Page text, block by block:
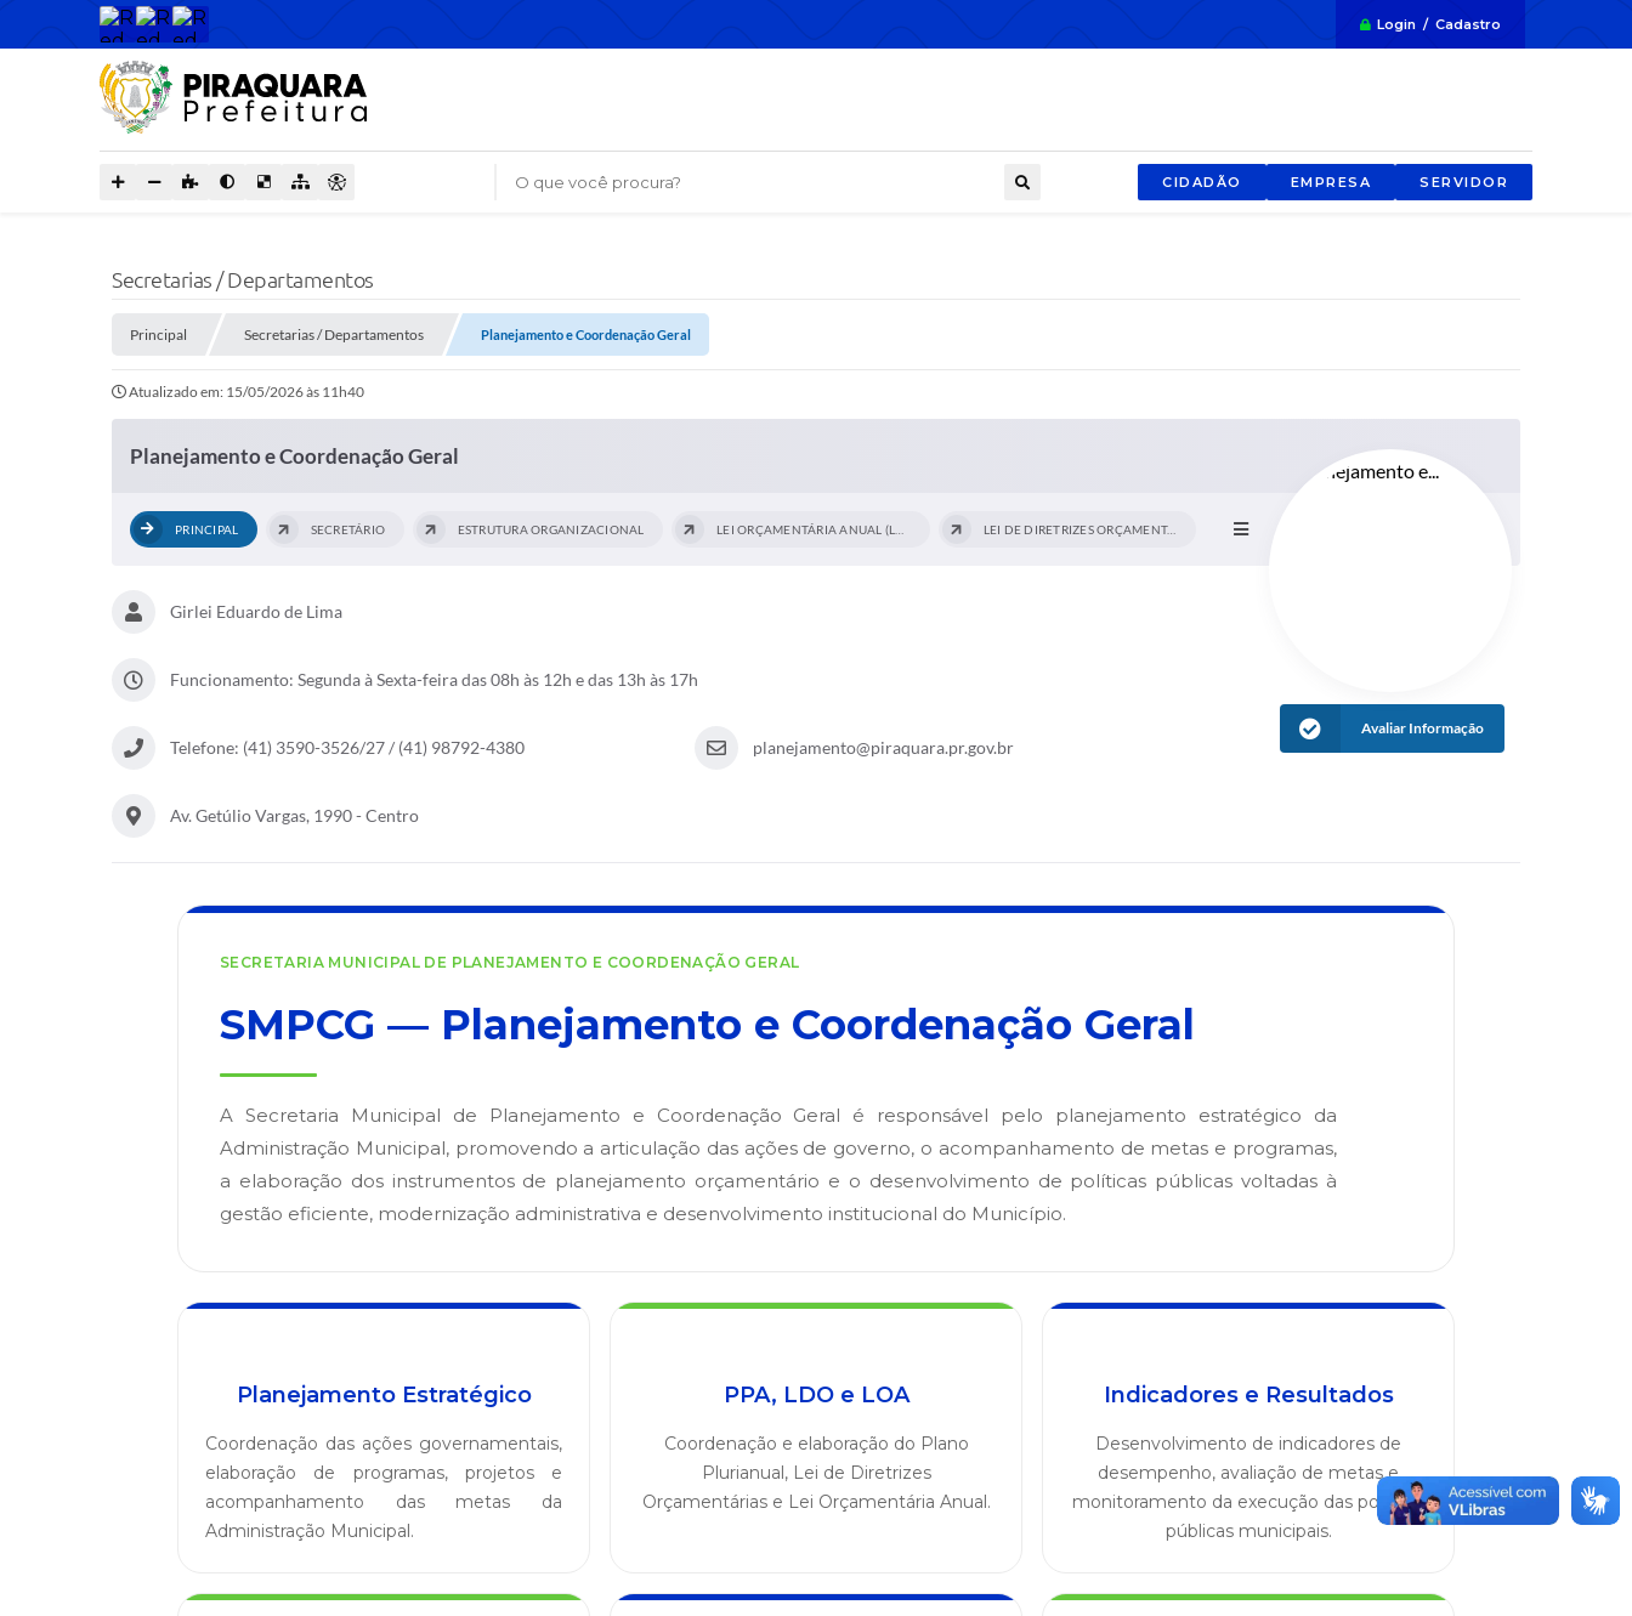
Login / Cadastro
O que você procura? CIDADÃO EMPRESA SERVIDOR
Secretarias / Departamentos
Principal Secretarias / Departamentos Planejamento e Coordenação Geral
Atualizado em: 15/05/2026 às 11h40
Planejamento e Coordenação Geral
PRINCIPAL SECRETÁRIO ESTRUTURA ORGANIZACIONAL LEI DE DIRETRIZES ORÇAMENTÁRIAS (LDO)
Girlei Eduardo de Lima
Funcionamento: Segunda à Sexta-feira das 08h às 12h e das 13h às 17h
Telefone: (41) 3590-3526/27 / (41) 98792-4380 planejamento@piraquara.pr.gov.br
Av. Getúlio Vargas, 1990 - Centro
Avaliar Informação
SECRETARIA MUNICIPAL DE PLANEJAMENTO E COORDENAÇÃO GERAL
SMPCG — Planejamento e Coordenação Geral
A Secretaria Municipal de Planejamento e Coordenação Geral é responsável pelo planejamento estratégico da
Administração Municipal, promovendo a articulação das ações de governo, o acompanhamento de metas e programas,
a elaboração dos instrumentos de planejamento orçamentário e o desenvolvimento de políticas públicas voltadas à
gestão eficiente, modernização administrativa e desenvolvimento institucional do Município.
Planejamento Estratégico
Coordenação das ações governamentais,
elaboração de programas, projetos e
acompanhamento das metas da
Administração Municipal.
PPA, LDO e LOA
Coordenação e elaboração do Plano
Plurianual, Lei de Diretrizes
Orçamentárias e Lei Orçamentária Anual.
Indicadores e Resultados
Desenvolvimento de indicadores de
desempenho, avaliação de metas e
monitoramento da execução das políticas
públicas municipais.